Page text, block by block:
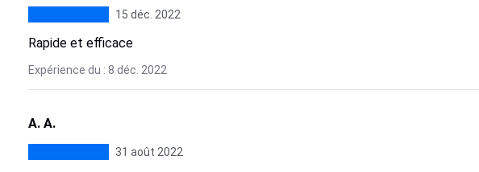
15 déc. 2022
Rapide et efficace
Expérience du : 8 déc. 2022
A. A.
31 août 2022